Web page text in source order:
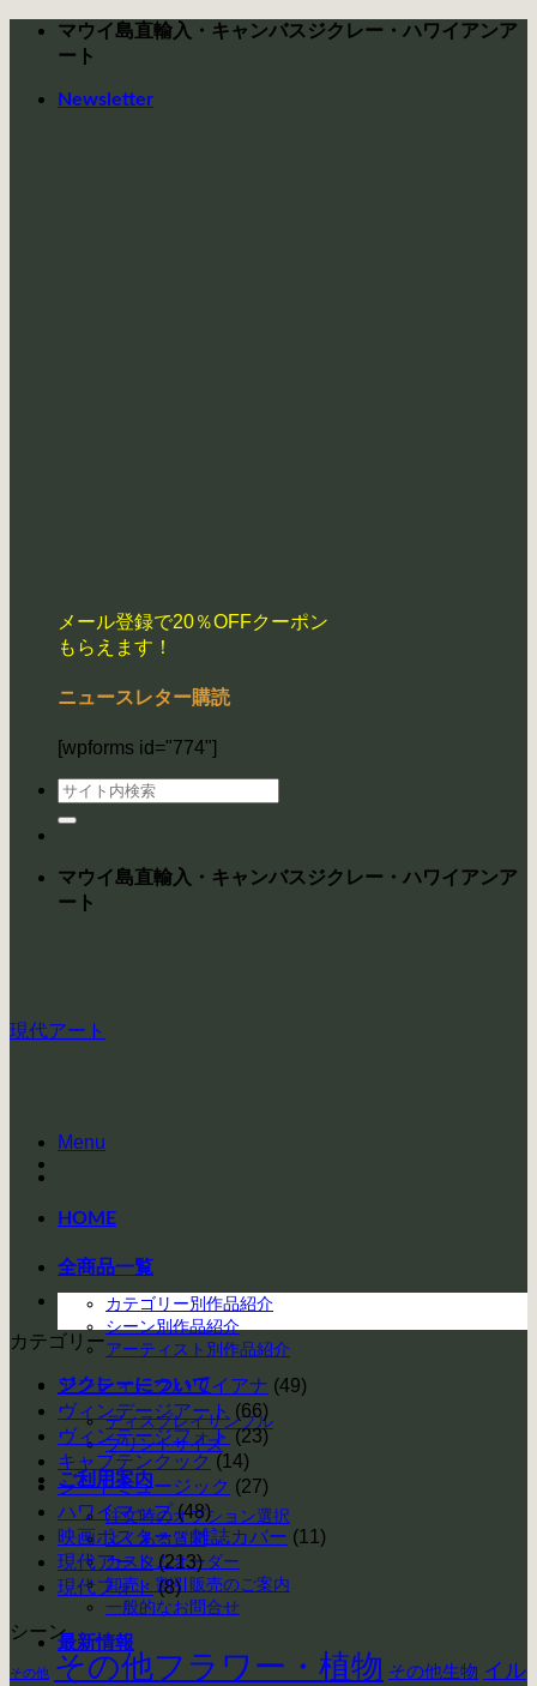
Skip
マウイ島直輸入・キャンバスジクレー・ハワイアンア
ート
Newsletter
メール登録で20％OFFクーポン
もらえます！
ニュースレター購読
[wpforms id="774"]
検
索
マウイ島直輸入・キャンバスジクレー・ハワイアンア
ート
Menu
HOME
全商品一覧
カテゴリー別作品紹介
シーン別作品紹介
アーティスト別作品紹介
ジクレーについて
ディスプレイサンプル
プリントサイズ
ご利用案内
注文時のオプション選択
よくある質問
カスタムオーダー
卸売・割引販売のご案内
一般的なお問合せ
最新情報
現代アート
カテゴリー
アンティークハワイアナ (49)
ヴィンデージアート (66)
ヴィンテージフォト (23)
キャプテンクック (14)
シートミュージック (27)
ハワイマップ (48)
映画ポスター・雑誌カバー (11)
現代アート (213)
現代フォト (8)
シーン
その他 その他フラワー・植物 その他生物 イル